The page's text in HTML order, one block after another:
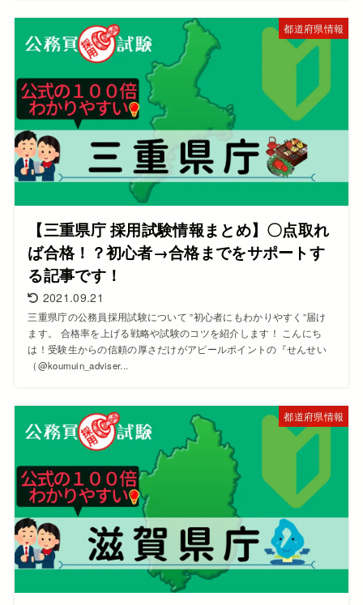
都道府県情報
【三重県庁 採用試験情報まとめ】〇点取れ
ば合格！？初心者→合格までをサポートす
る記事です！
2021.09.21
三重県庁の公務員採用試験について ”初心者にもわかりやすく”届け
ます。 合格率を上げる戦略や試験のコツを紹介します！ こんにち
は！受験生からの信頼の厚さだけがアピールポイントの『せんせい
（@koumuin_adviser...
都道府県情報